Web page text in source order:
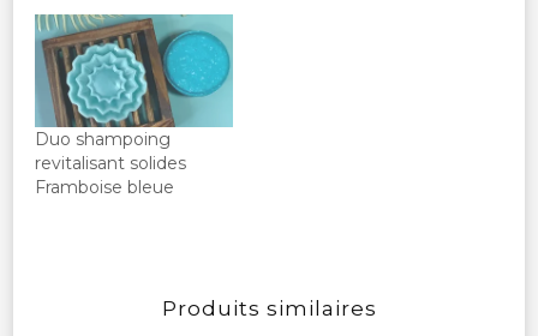
Duo shampoing
revitalisant solides
Framboise bleue
Produits similaires